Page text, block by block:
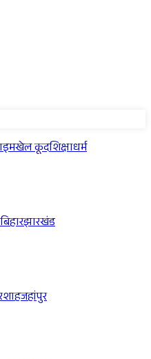
खेल कूदशिक्षाधर्म
बिहारझारखंड
शाहजहांपुर